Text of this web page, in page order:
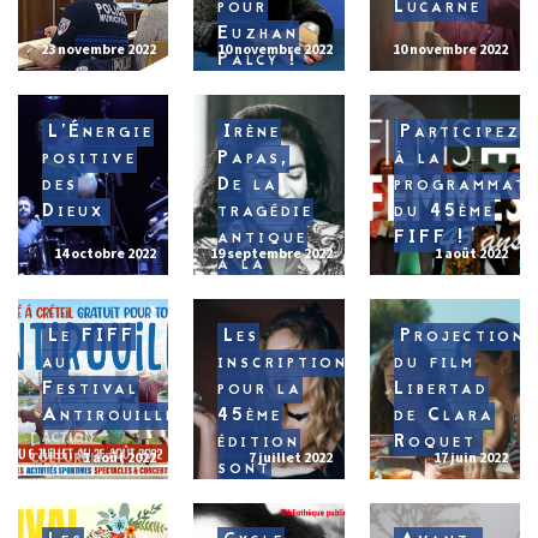
23 novembre 2022
pour
Euzhan
Palcy !
10 novembre 2022
Lucarne
10 novembre 2022
L’Énergie
positive
des
Dieux
14 octobre 2022
Irène
Papas,
De la
tragédie
antique
à la
moderne
19 septembre 2022
Participez
à la
du 45ème
FIFF !
1 août 2022
Le FIFF
au
Festival
Antirouille
ACTION
CULTURELLE1 août 2022
Les
inscriptions
pour la
45ème
édition
sont7 juillet 2022
Projection
du film
Libertad
de Clara
Roquet
17 juin 2022